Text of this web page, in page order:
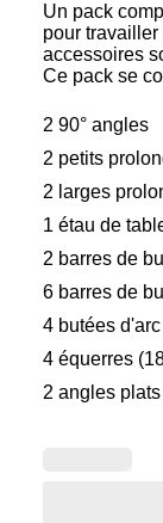
Un pack
pour
accessoires
Ce pack se
2 90° angles
2 petits
2 larges
1 étau de
2 barres de
6 barres de
4 butées d'arc
4 équerres
2 angles plats